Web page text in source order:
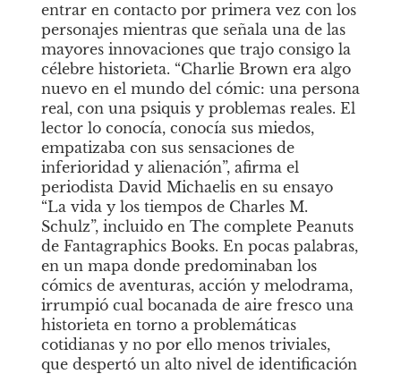
entrar en contacto por primera vez con los
personajes mientras que señala una de las
mayores innovaciones que trajo consigo la
célebre historieta. “Charlie Brown era algo
nuevo en el mundo del cómic: una persona
real, con una psiquis y problemas reales. El
lector lo conocía, conocía sus miedos,
empatizaba con sus sensaciones de
inferioridad y alienación”, afirma el
periodista David Michaelis en su ensayo
“La vida y los tiempos de Charles M.
Schulz”, incluido en The complete Peanuts
de Fantagraphics Books. En pocas palabras,
en un mapa donde predominaban los
cómics de aventuras, acción y melodrama,
irrumpió cual bocanada de aire fresco una
historieta en torno a problemáticas
cotidianas y no por ello menos triviales,
que despertó un alto nivel de identificación